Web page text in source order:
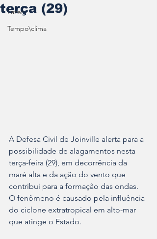
Lazer
Tempo\clima
terça (29)
A Defesa Civil de Joinville alerta para a
possibilidade de alagamentos nesta
terça-feira (29), em decorrência da
maré alta e da ação do vento que
contribui para a formação das ondas.
O fenômeno é causado pela influência
do ciclone extratropical em alto-mar
que atinge o Estado.